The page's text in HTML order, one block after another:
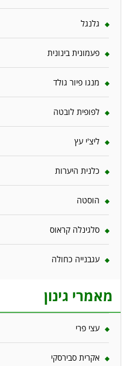
גלנגל
פעמונית בינונית
מנגו פיור גולד
לפופית לובטה
ליצ'י עץ
כלנית היערות
הוסטה
סלגינלה קראוס
עגבנייה כחולה
מאמרי גינון
עצי פרי
אקרית סבירסקי